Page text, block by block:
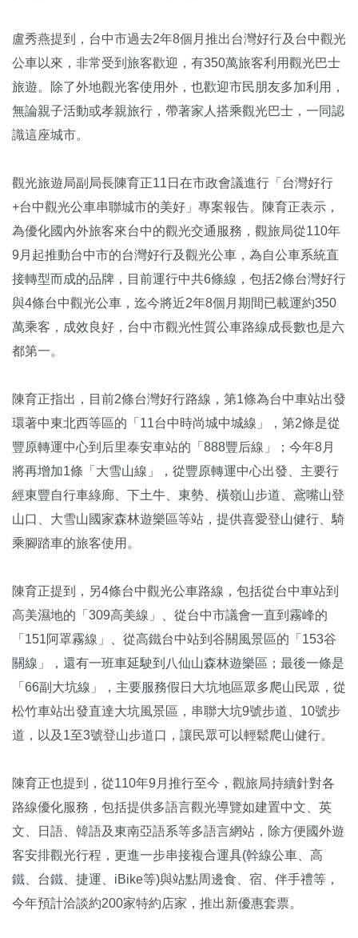
盧秀燕提到，台中市過去2年8個月推出台灣好行及台中觀光
公車以來，非常受到旅客歡迎，有350萬旅客利用觀光巴士
旅遊。除了外地觀光客使用外，也歡迎市民朋友多加利用，
無論親子活動或孝親旅行，帶著家人搭乘觀光巴士，一同認
識這座城市。
觀光旅遊局副局長陳育正11日在市政會議進行「台灣好行
+台中觀光公車串聯城市的美好」專案報告。陳育正表示，
為優化國內外旅客來台中的觀光交通服務，觀旅局從110年
9月起推動台中市的台灣好行及觀光公車，為自公車系統直
接轉型而成的品牌，目前運行中共6條線，包括2條台灣好行
與4條台中觀光公車，迄今將近2年8個月期間已載運約350
萬乘客，成效良好，台中市觀光性質公車路線成長數也是六
都第一。
陳育正指出，目前2條台灣好行路線，第1條為台中車站出發
環著中東北西等區的「11台中時尚城中城線」，第2條是從
豐原轉運中心到后里泰安車站的「888豐后線」；今年8月
將再增加1條「大雪山線」，從豐原轉運中心出發、主要行
經東豐自行車綠廊、下土牛、東勢、橫嶺山步道、鳶嘴山登
山口、大雪山國家森林遊樂區等站，提供喜愛登山健行、騎
乘腳踏車的旅客使用。
陳育正提到，另4條台中觀光公車路線，包括從台中車站到
高美濕地的「309高美線」、從台中市議會一直到霧峰的
「151阿罩霧線」、從高鐵台中站到谷關風景區的「153谷
關線」，還有一班車延駛到八仙山森林遊樂區；最後一條是
「66副大坑線」，主要服務假日大坑地區眾多爬山民眾，從
松竹車站出發直達大坑風景區，串聯大坑9號步道、10號步
道，以及1至3號登山步道口，讓民眾可以輕鬆爬山健行。
陳育正也提到，從110年9月推行至今，觀旅局持續針對各
路線優化服務，包括提供多語言觀光導覽如建置中文、英
文、日語、韓語及東南亞語系等多語言網站，除方便國外遊
客安排觀光行程，更進一步串接複合運具(幹線公車、高
鐵、台鐵、捷運、iBike等)與站點周邊食、宿、伴手禮等，
今年預計洽談約200家特約店家，推出新優惠套票。